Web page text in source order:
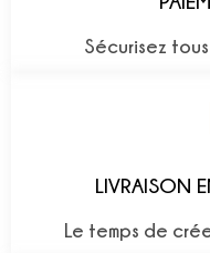
Sécurisez
LIVRAISON
Le temps de